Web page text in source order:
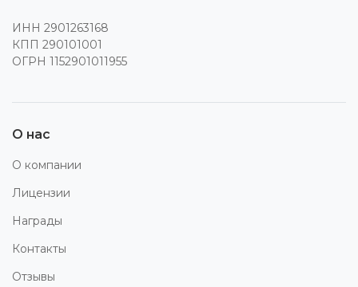
ИНН 2901263168
КПП 290101001
ОГРН 1152901011955
О нас
О компании
Лицензии
Награды
Контакты
Отзывы